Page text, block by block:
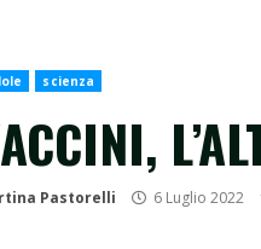
scienza
Pastorelli 6 Luglio 2022